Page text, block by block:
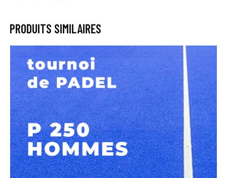
PRODUITS SIMILAIRES